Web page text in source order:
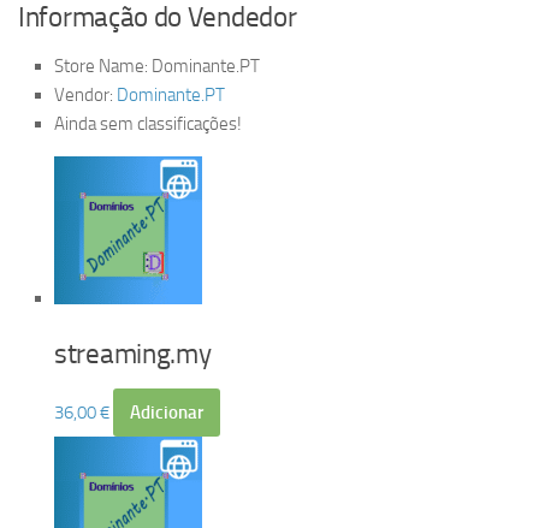
Informação do Vendedor
Store Name: Dominante.PT
Vendor: Dominante.PT
Ainda sem classificações!
streaming.my
36,00€ Adicionar